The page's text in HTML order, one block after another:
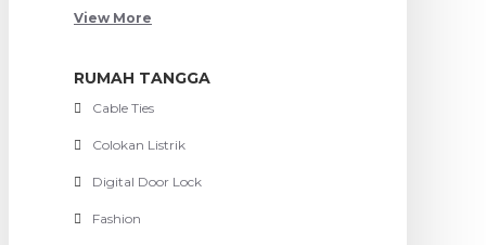
View More
RUMAH TANGGA
Cable Ties
Colokan Listrik
Digital Door Lock
Fashion